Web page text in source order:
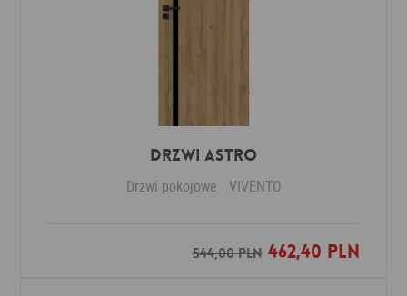
Drzwi ASTRO
Drzwi pokojowe VIVENTO
544,00 PLN462,40 PLN
Dodaj do ulubionych